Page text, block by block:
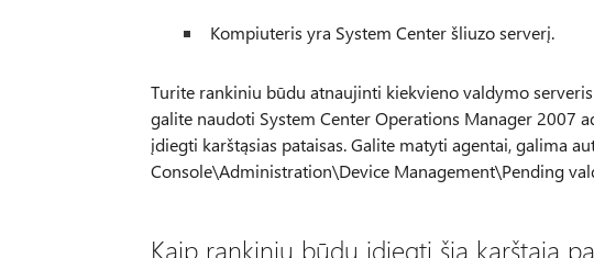
Kompiuteris yra System Center šliuzo serverį.
Turite rankiniu būdu atnaujinti kiekvieno valdymo
galite naudoti System Center Operations Manager 2007
įdiegti karštąsias pataisas. Galite matyti agentai, galima
Console\Administration\Device Management\Pending
Kaip rankiniu būdu įdiegti šią karštąją